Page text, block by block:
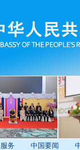
务 中国要闻